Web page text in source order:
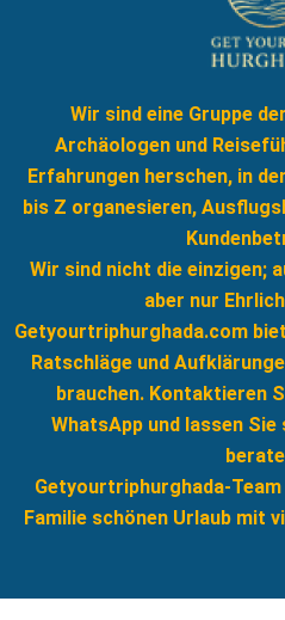
Wir sind eine Gruppe
Archäologen und
Erfahrungen herschen, in
bis Z organesieren,
Wir sind nicht die einzigen;
aber nur
Getyourtriphurghada.com
Ratschläge und
brauchen. Kontaktieren
WhatsApp und lassen
Getyourtriphurghada-
Familie schönen Urlaub mit